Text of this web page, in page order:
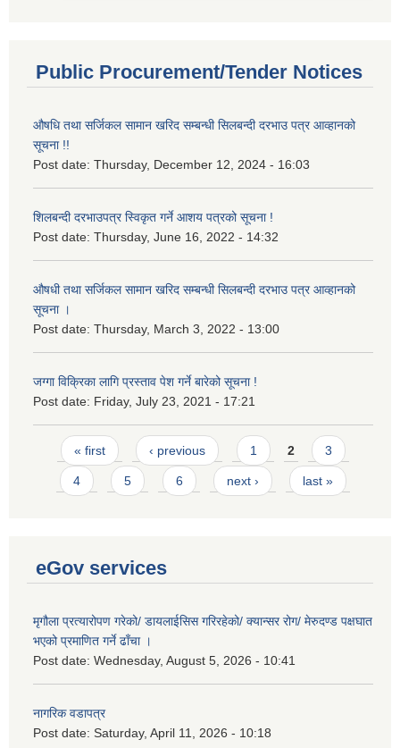
Public Procurement/Tender Notices
औषधि तथा सर्जिकल सामान खरिद सम्बन्धी सिलबन्दी दरभाउ पत्र आव्हानको
सूचना !!
Post date: Thursday, December 12, 2024 - 16:03
शिलबन्दी दरभाउपत्र स्विकृत गर्ने आशय पत्रको सूचना !
Post date: Thursday, June 16, 2022 - 14:32
औषधी तथा सर्जिकल सामान खरिद सम्बन्धी सिलबन्दी दरभाउ पत्र आव्हानको
सूचना ।
Post date: Thursday, March 3, 2022 - 13:00
जग्गा विक्रिका लागि प्रस्ताव पेश गर्ने बारेको सूचना !
Post date: Friday, July 23, 2021 - 17:21
Pages
« first ‹ previous 1 2 3
4 5 6 next › last »
eGov services
मृगौला प्रत्यारोपण गरेको/ डायलाईसिस गरिरहेको/ क्यान्सर रोग/ मेरुदण्ड पक्षघात
भएको प्रमाणित गर्ने ढाँचा ।
Post date: Wednesday, August 5, 2026 - 10:41
नागरिक वडापत्र
Post date: Saturday, April 11, 2026 - 10:18